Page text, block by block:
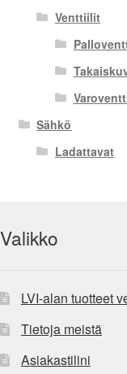
Venttiilit
Sähkö
Ladattavat
Valikko
LVI-alan tuotteet
Tietoja meistä
Asiakastilini